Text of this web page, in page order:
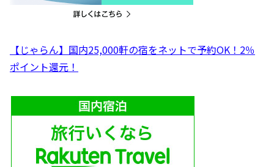
【じゃらん】国内25,000軒の宿をネットで予約OK！2％
ポイント還元！